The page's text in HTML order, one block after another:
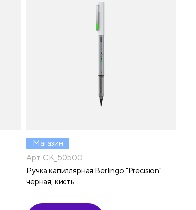
Магазин
Арт. CK_50500
Ручка капиллярная Berlingo "Precision"
черная, кисть